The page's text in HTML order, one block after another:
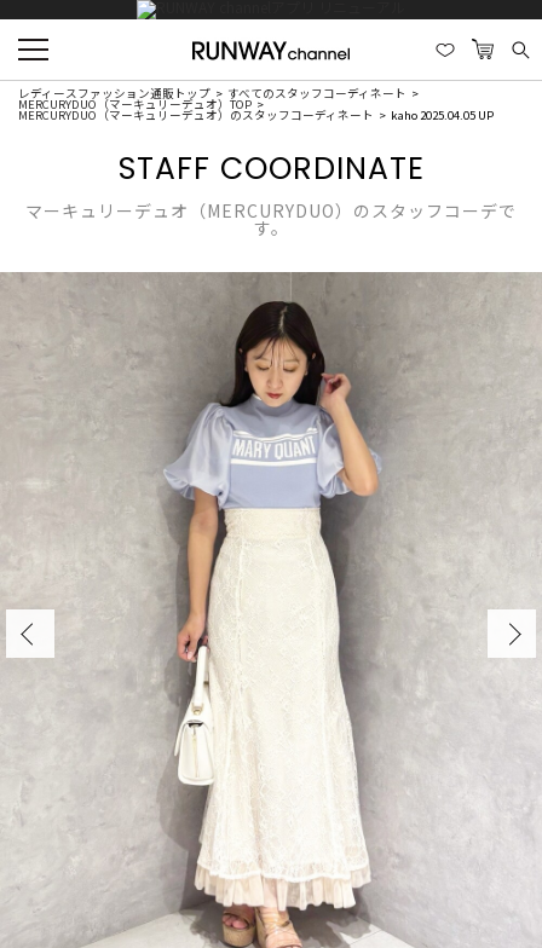
レディースファッション通販トップ すべてのスタッフコーディネート
MERCURYDUO（マーキュリーデュオ）TOP
MERCURYDUO（マーキュリーデュオ）のスタッフコーディネート kaho 2025.04.05 UP
STAFF COORDINATE
マーキュリーデュオ（MERCURYDUO）のスタッフコーデで
す。